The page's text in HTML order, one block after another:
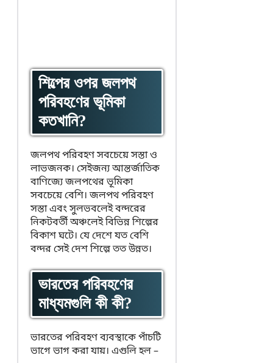
শিল্পের ওপর জলপথ
পরিবহণের ভূমিকা
কতখানি?
জলপথ পরিবহণ সবচেয়ে সস্তা ও
লাভজনক। সেইজন্য আন্তর্জাতিক
বাণিজ্যে জলপথের ভূমিকা
সবচেয়ে বেশি। জলপথ পরিবহণ
সস্তা এবং সুলভবলেই বন্দরের
নিকটবর্তী অঞ্চলেই বিভিন্ন শিল্পের
বিকাশ ঘটে। যে দেশে যত বেশি
বন্দর সেই দেশ শিল্পে তত উন্নত।
ভারতের পরিবহণের
মাধ্যমগুলি কী কী?
ভারতের পরিবহণ ব্যবস্থাকে পাঁচটি
ভাগে ভাগ করা যায়। এগুলি হল –